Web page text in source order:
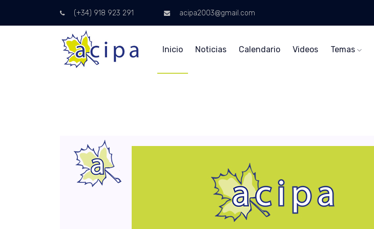
(+34) 918 923 291 acipa2003@gmail.com
Inicio Noticias Calendario Videos Temas